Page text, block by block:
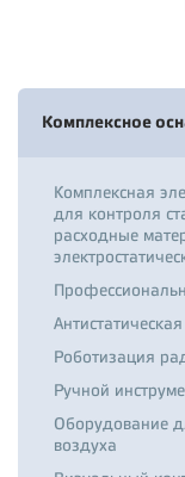
Комплексное
Комплексная
для контроля
расходные
Роботизация
Ручной
Оборудование
воздуха